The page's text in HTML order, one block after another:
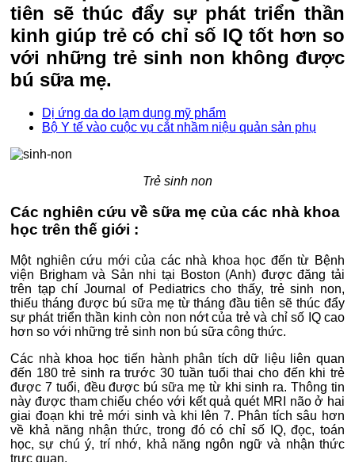
tiên sẽ thúc đẩy sự phát triển thần
kinh giúp trẻ có chỉ số IQ tốt hơn so
với những trẻ sinh non không được
bú sữa mẹ.
Dị ứng da do lạm dụng mỹ phẩm
Bộ Y tế vào cuộc vụ cắt nhầm niệu quản sản phụ
Trẻ sinh non
Các nghiên cứu về sữa mẹ của các nhà khoa
học trên thế giới :
Một nghiên cứu mới của các nhà khoa học đến từ Bệnh
viện Brigham và Sản nhi tại Boston (Anh) được đăng tải
trên tạp chí Journal of Pediatrics cho thấy, trẻ sinh non,
thiếu tháng được bú sữa mẹ từ tháng đầu tiên sẽ thúc đẩy
sự phát triển thần kinh còn non nớt của trẻ và chỉ số IQ cao
hơn so với những trẻ sinh non bú sữa công thức.
Các nhà khoa học tiến hành phân tích dữ liệu liên quan
đến 180 trẻ sinh ra trước 30 tuần tuổi thai cho đến khi trẻ
được 7 tuổi, đều được bú sữa mẹ từ khi sinh ra. Thông tin
này được tham chiếu chéo với kết quả quét MRI não ở hai
giai đoạn khi trẻ mới sinh và khi lên 7. Phân tích sâu hơn
về khả năng nhận thức, trong đó có chỉ số IQ, đọc, toán
học, sự chú ý, trí nhớ, khả năng ngôn ngữ và nhận thức
trực quan.